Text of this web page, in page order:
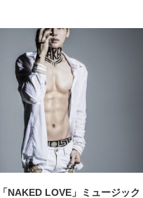
NAKED LOVE」ミュージック